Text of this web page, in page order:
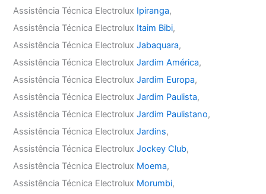
Assistência Técnica Electrolux Ipiranga,
Assistência Técnica Electrolux Itaim Bibi,
Assistência Técnica ElectroluxJabaquara,
Assistência Técnica ElectroluxJardim América,
Assistência Técnica ElectroluxJardim Europa,
Assistência Técnica ElectroluxJardim Paulista,
Assistência Técnica ElectroluxJardim Paulistano,
Assistência Técnica ElectroluxJardins,
Assistência Técnica ElectroluxJockey Club,
Assistência Técnica Electrolux Moema,
Assistência Técnica Electrolux Morumbi,